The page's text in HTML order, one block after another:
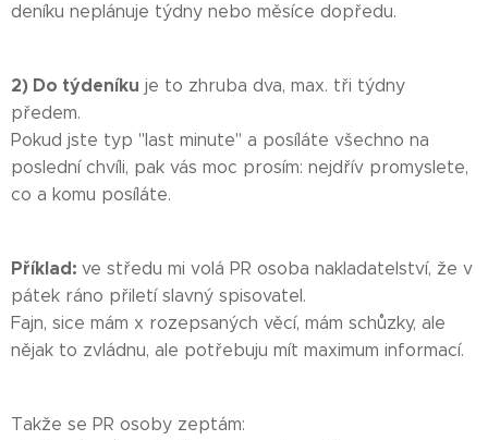
deníku neplánuje týdny nebo měsíce dopředu.
2) Do týdeníku je to zhruba dva, max. tři týdny
předem.
Pokud jste typ "last minute" a posíláte všechno na
poslední chvíli, pak vás moc prosím: nejdřív promyslete,
co a komu posíláte.
Příklad: ve středu mi volá PR osoba nakladatelství, že v
pátek ráno přiletí slavný spisovatel.
Fajn, sice mám x rozepsaných věcí, mám schůzky, ale
nějak to zvládnu, ale potřebuju mít maximum informací.
Takže se PR osoby zeptám: